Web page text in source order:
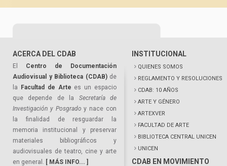
ACERCA DEL CDAB
El Centro de Documentación
Audiovisual y Biblioteca (CDAB)de
la
Facultad de Arte es un espacio
que depende de la Secretaría de
Investigación y Posgrado y nace con
la finalidad de resguardar la
memoria institucional y preservar
materiales bibliográficos y
audiovisuales de teatro, cine y arte
en general. [ MÁS INFO... ]
INSTITUCIONAL
QUIENES SOMOS
REGLAMENTO Y RESOLUCIONES
CDAB: 10 AÑOS
ARTE Y GÉNERO
ARTEXVER
FACULTAD DE ARTE
BIBLIOTECA CENTRAL UNICEN
UNICEN
CDAB EN MOVIMIENTO